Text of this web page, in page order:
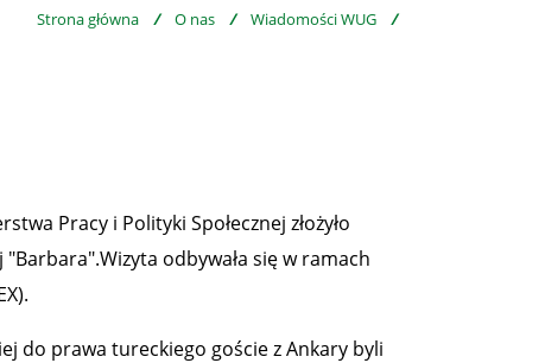
pobrania”
Strona główna / O nas / Wiadomości WUG /
Pracy i Polityki Społecznej złożyło
odbywała się w ramach
do prawa tureckiego goście z Ankary byli